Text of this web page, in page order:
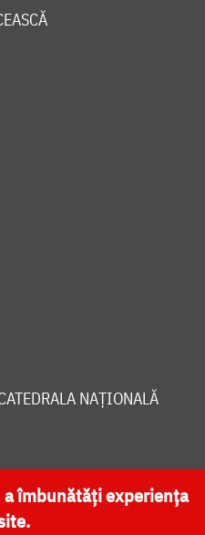
NAȚIONALĂ
îmbunătăți experiența